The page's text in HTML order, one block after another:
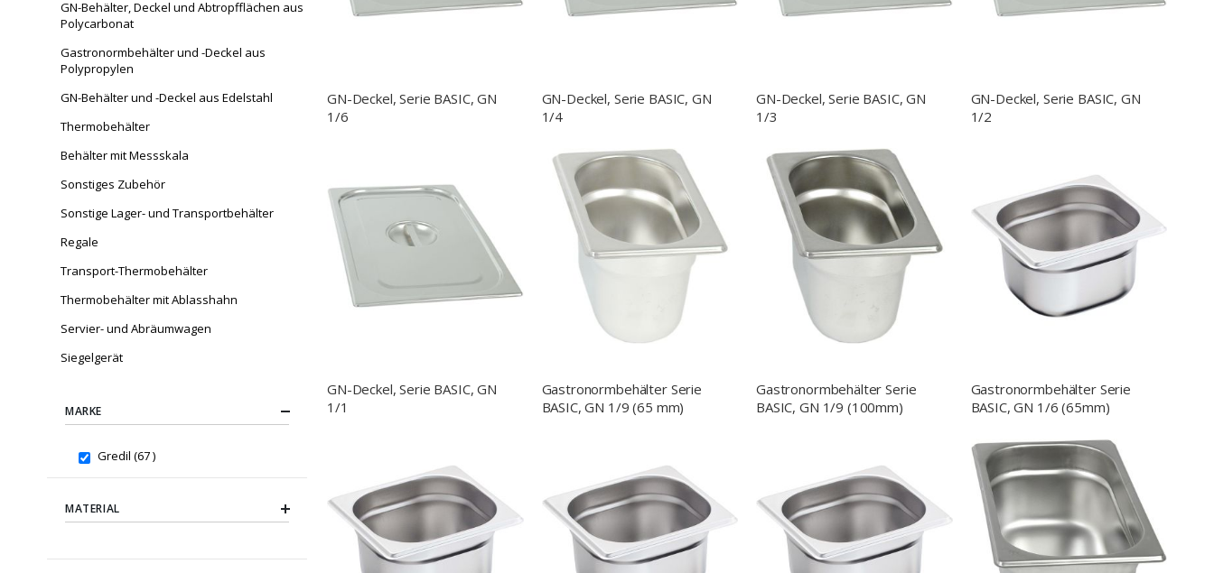
GN-Deckel, Serie BASIC, GN
1/6
GN-Deckel, Serie BASIC, GN
1/4
GN-Deckel, Serie BASIC, GN
1/3
GN-Deckel, Serie BASIC, GN
1/2
GN-Deckel, Serie BASIC, GN
1/1
Gastronormbehälter Serie
BASIC, GN 1/9 (65 mm)
Gastronormbehälter Serie
BASIC, GN 1/9 (100mm)
Gastronormbehälter Serie
BASIC, GN 1/6 (65mm)
GN-Behälter, Deckel und Abtropfflächen aus
Polycarbonat
Gastronormbehälter und -Deckel aus
Polypropylen
GN-Behälter und -Deckel aus Edelstahl
Thermobehälter
Behälter mit Messskala
Sonstiges Zubehör
Sonstige Lager- und Transportbehälter
Regale
Transport-Thermobehälter
Thermobehälter mit Ablasshahn
Servier- und Abräumwagen
Siegelgerät
MARKE
Gredil 67items
MATERIAL